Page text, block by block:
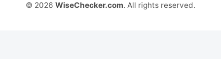
© 2026 WiseChecker.com. All rights reserved.